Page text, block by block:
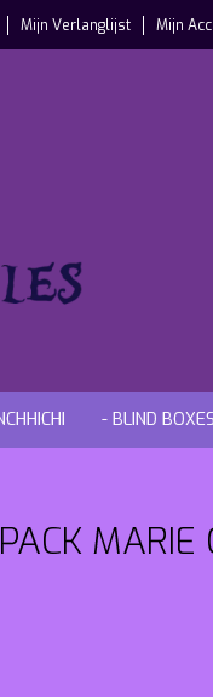
Mijn Verlanglijst Mijn
- BLIND
MARIE